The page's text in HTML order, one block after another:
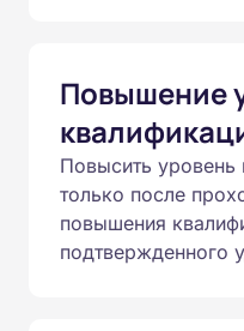
Повышение
Повысить
только после
повышения
подтвержденного